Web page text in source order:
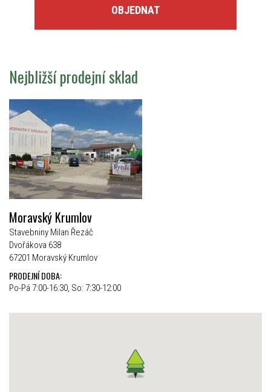
OBJEDNAT
Nejbližší prodejní sklad
Moravský Krumlov
Stavebniny Milan Řezáč
Dvořákova 638
67201 Moravský Krumlov
PRODEJNÍ DOBA:
Po-Pá 7:00-16:30, So: 7:30-12:00